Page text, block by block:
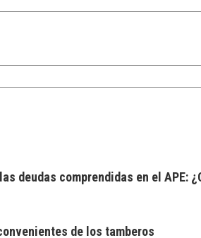
deudas comprendidas en el APE:
de los tamberos